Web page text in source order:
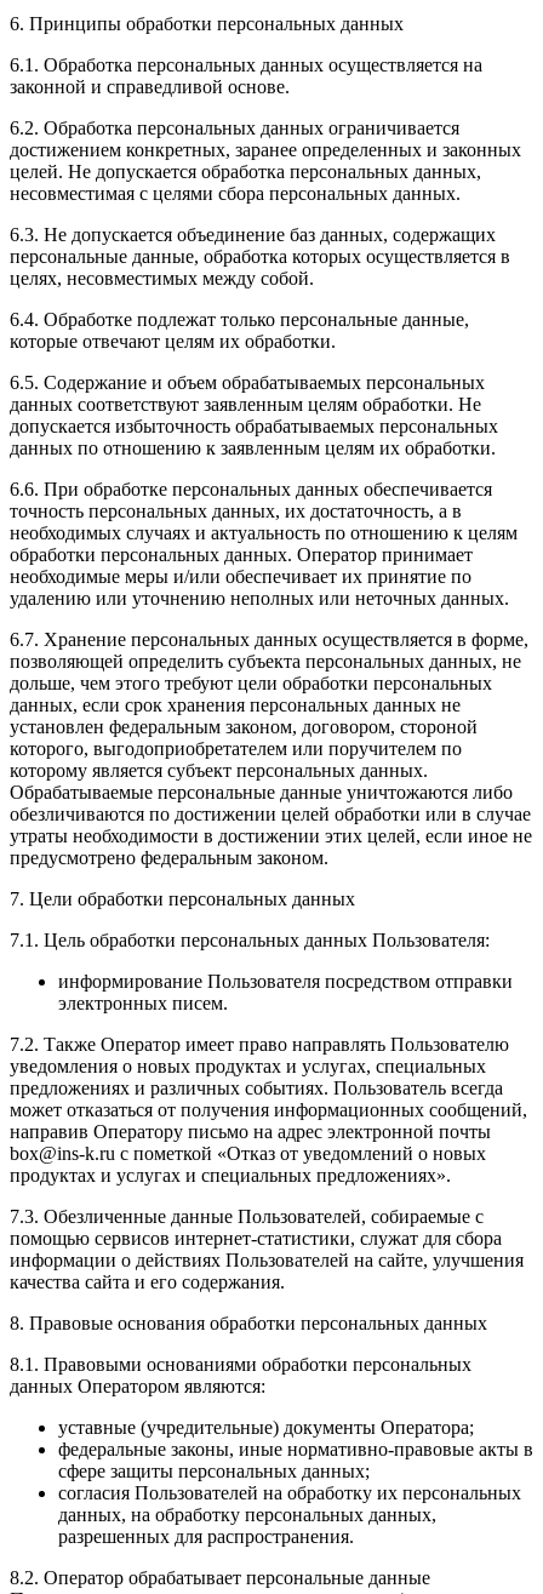
6. Принципы обработки персональных данных
6.1. Обработка персональных данных осуществляется на
законной и справедливой основе.
6.2. Обработка персональных данных ограничивается
достижением конкретных, заранее определенных и законных
целей. Не допускается обработка персональных данных,
несовместимая с целями сбора персональных данных.
6.3. Не допускается объединение баз данных, содержащих
персональные данные, обработка которых осуществляется в
целях, несовместимых между собой.
6.4. Обработке подлежат только персональные данные,
которые отвечают целям их обработки.
6.5. Содержание и объем обрабатываемых персональных
данных соответствуют заявленным целям обработки. Не
допускается избыточность обрабатываемых персональных
данных по отношению к заявленным целям их обработки.
6.6. При обработке персональных данных обеспечивается
точность персональных данных, их достаточность, а в
необходимых случаях и актуальность по отношению к целям
обработки персональных данных. Оператор принимает
необходимые меры и/или обеспечивает их принятие по
удалению или уточнению неполных или неточных данных.
6.7. Хранение персональных данных осуществляется в форме,
позволяющей определить субъекта персональных данных, не
дольше, чем этого требуют цели обработки персональных
данных, если срок хранения персональных данных не
установлен федеральным законом, договором, стороной
которого, выгодоприобретателем или поручителем по
которому является субъект персональных данных.
Обрабатываемые персональные данные уничтожаются либо
обезличиваются по достижении целей обработки или в случае
утраты необходимости в достижении этих целей, если иное не
предусмотрено федеральным законом.
7. Цели обработки персональных данных
7.1. Цель обработки персональных данных Пользователя:
информирование Пользователя посредством отправки
электронных писем.
7.2. Также Оператор имеет право направлять Пользователю
уведомления о новых продуктах и услугах, специальных
предложениях и различных событиях. Пользователь всегда
может отказаться от получения информационных сообщений,
направив Оператору письмо на адрес электронной почты
box@ins-k.ru с пометкой «Отказ от уведомлений о новых
продуктах и услугах и специальных предложениях».
7.3. Обезличенные данные Пользователей, собираемые с
помощью сервисов интернет-статистики, служат для сбора
информации о действиях Пользователей на сайте, улучшения
качества сайта и его содержания.
8. Правовые основания обработки персональных данных
8.1. Правовыми основаниями обработки персональных
данных Оператором являются:
уставные (учредительные) документы Оператора;
федеральные законы, иные нормативно-правовые акты в
сфере защиты персональных данных;
согласия Пользователей на обработку их персональных
данных, на обработку персональных данных,
разрешенных для распространения.
8.2. Оператор обрабатывает персональные данные